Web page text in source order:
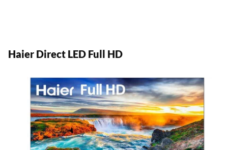
Haier Direct LED Full HD